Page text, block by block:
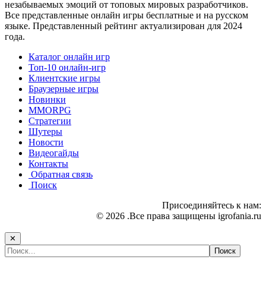
незабываемых эмоций от топовых мировых разработчиков.
Все представленные онлайн игры бесплатные и на русском
языке. Представленный рейтинг актуализирован для 2024
года.
Каталог онлайн игр
Топ-10 онлайн-игр
Клиентские игры
Браузерные игры
Новинки
MMORPG
Стратегии
Шутеры
Новости
Видеогайды
Контакты
Обратная связь
Поиск
Присоединяйтесь к нам:
© 2026 .Все права защищены igrofania.ru
✕